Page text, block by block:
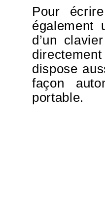
Pour
également
d’un
dispose
façon
portable.